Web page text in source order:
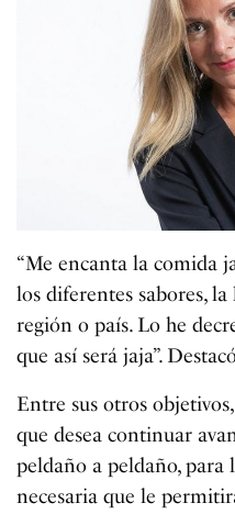
“Me encanta la comida
los diferentes sabores,
región o país. Lo he
que así será jaja”.
Entre sus otros
que desea continuar
peldaño a peldaño, para
necesaria que le